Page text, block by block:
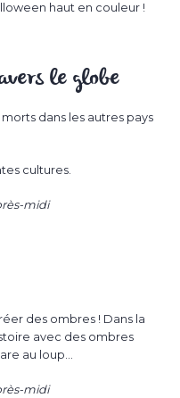
haut en couleur !
le globe
dans les autres pays
cultures.
midi
des ombres ! Dans la
avec des ombres
au loup…
midi